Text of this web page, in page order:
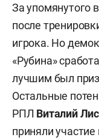
За
после
игрока. Но
«Рубина»
лучшим был
Остальные
РПЛ Виталий
приняли